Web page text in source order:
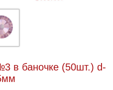
в баночке (50шт.) d-